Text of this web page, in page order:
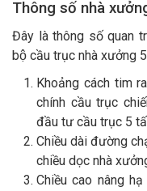
Thông số nhà
Đây là thông số quan
bộ cầu trục nhà xưởng
Khoảng cách tim
chính cầu trục
đầu tư cầu trục 5
Chiều dài đường
chiều dọc nhà
Chiều cao nâng